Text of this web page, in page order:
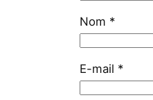
Nom *
E-mail *